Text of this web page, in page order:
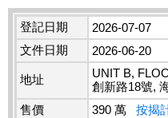
登記日期 2026-07-07
文件日期
2026-06-20
地址
UNIT B,
創新路18號,
售價
390 萬 按揭